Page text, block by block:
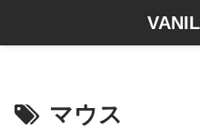
マウス